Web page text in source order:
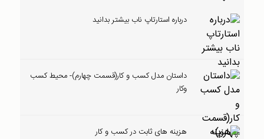
درباره استارتاپ ناب بیشتر بدانید
داستان مدل کسب و کار(قسمت چهارم)- محیط کسب
وکار
هزینه های ثابت در کسب و کار